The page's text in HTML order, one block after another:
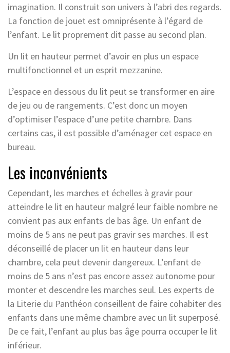
imagination. Il construit son univers à l’abri des regards.
La fonction de jouet est omniprésente à l’égard de
l’enfant. Le lit proprement dit passe au second plan.
Un lit en hauteur permet d’avoir en plus un espace
multifonctionnel et un esprit mezzanine.
L’espace en dessous du lit peut se transformer en aire
de jeu ou de rangements. C’est donc un moyen
d’optimiser l’espace d’une petite chambre. Dans
certains cas, il est possible d’aménager cet espace en
bureau.
Les inconvénients
Cependant, les marches et échelles à gravir pour
atteindre le lit en hauteur malgré leur faible nombre ne
convient pas aux enfants de bas âge. Un enfant de
moins de 5 ans ne peut pas gravir ses marches. Il est
déconseillé de placer un lit en hauteur dans leur
chambre, cela peut devenir dangereux. L’enfant de
moins de 5 ans n’est pas encore assez autonome pour
monter et descendre les marches seul. Les experts de
la Literie du Panthéon conseillent de faire cohabiter des
enfants dans une même chambre avec un lit superposé.
De ce fait, l’enfant au plus bas âge pourra occuper le lit
inférieur.